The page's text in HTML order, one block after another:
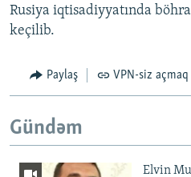
Rusiya iqtisadiyyatında
keçilib.
Paylaş VPN-siz açmaq
Gündəm
Elvin